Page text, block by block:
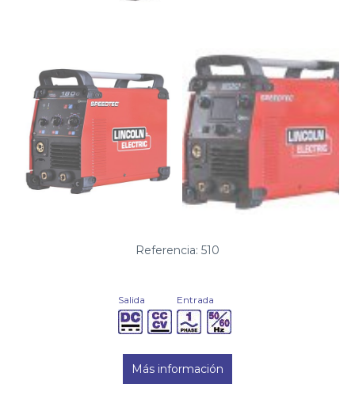
Referencia: 510
Salida Entrada
Más información